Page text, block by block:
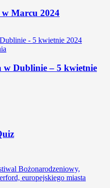
Marcu 2024
w Dublinie – 5 kwietnie